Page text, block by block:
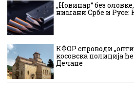
„Новинар“ без
нишани Србе и Русе:
КФОР спроводи
косовска полиција
Дечане